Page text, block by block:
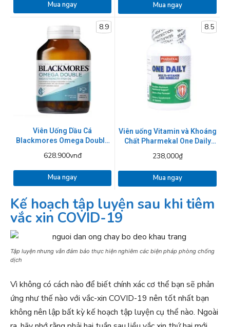
Mua ngay Mua ngay
8.9
Viên Uống Dầu Cá
Blackmores Omega Double
Viên
628.900vnđ
Mua ngay
8.5
Viên uống Vitamin và Khoáng
Chất Pharmekal One Daily
Viên
238,000₫
Mua ngay
Kế hoạch tập luyện sau khi tiêm
vắc xin COVID-19
Tập luyện nhưng vẫn đảm bảo thực hiện nghiêm các biện pháp phòng chống
dịch
Vì không có cách nào để biết chính xác cơ thể bạn sẽ phản
ứng như thế nào với vắc-xin COVID-19 nên tốt nhất bạn
không nên lập bất kỳ kế hoạch tập luyện cụ thể nào. Ngoài